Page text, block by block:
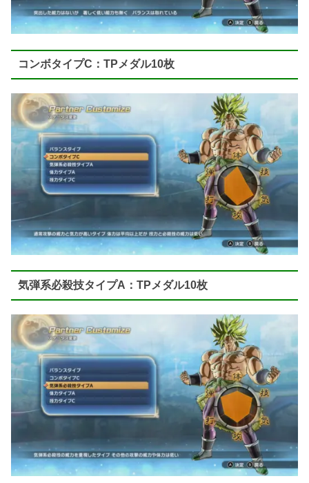
コンボタイプC：TPメダル10枚
気弾系必殺技タイプA：TPメダル10枚